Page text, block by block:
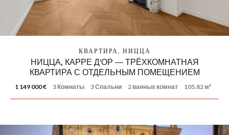
КВАРТИРА, НИЦЦА
НИЦЦА, КАРРЕ Д'ОР — ТРЁХКОМНАТНАЯ
КВАРТИРА С ОТДЕЛЬНЫМ ПОМЕЩЕНИЕМ
1 149 000 € 3 Комнаты 3 Спальни 2 ванных комнат 105.82 м²